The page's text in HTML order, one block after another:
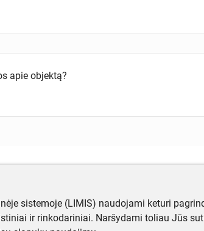
apie objektą?
sistemoje (LIMIS) naudojami keturi
ir rinkodariniai. Naršydami toliau Jūs